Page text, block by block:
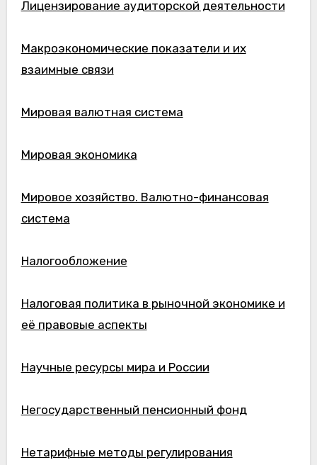
Лицензирование аудиторской деятельности
Макроэкономические показатели и их
взаимные связи
Мировая валютная система
Мировая экономика
Мировое хозяйство. Валютно-финансовая
система
Налогообложение
Налоговая политика в рыночной экономике и
её правовые аспекты
Научные ресурсы мира и России
Негосударственный пенсионный фонд
Нетарифные методы регулирования